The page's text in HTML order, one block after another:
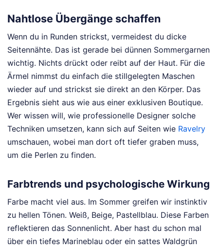
Nahtlose Übergänge schaffen
Wenn du in Runden strickst, vermeidest du dicke
Seitennähte. Das ist gerade bei dünnen Sommergarnen
wichtig. Nichts drückt oder reibt auf der Haut. Für die
Ärmel nimmst du einfach die stillgelegten Maschen
wieder auf und strickst sie direkt an den Körper. Das
Ergebnis sieht aus wie aus einer exklusiven Boutique.
Wer wissen will, wie professionelle Designer solche
Techniken umsetzen, kann sich auf Seiten wie Ravelry
umschauen, wobei man dort oft tiefer graben muss,
um die Perlen zu finden.
Farbtrends und psychologische Wirkung
Farbe macht viel aus. Im Sommer greifen wir instinktiv
zu hellen Tönen. Weiß, Beige, Pastellblau. Diese Farben
reflektieren das Sonnenlicht. Aber hast du schon mal
über ein tiefes Marineblau oder ein sattes Waldgrün